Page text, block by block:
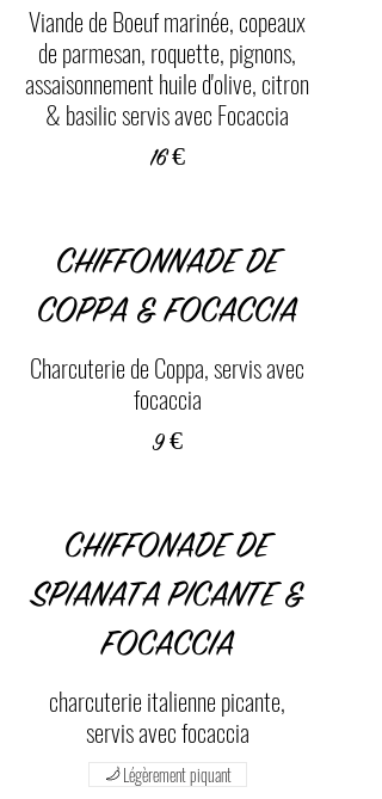
Viande de Boeuf marinée, copeaux
de parmesan, roquette, pignons,
assaisonnement huile d'olive, citron
& basilic servis avec Focaccia
16 €
CHIFFONNADE DE
COPPA & FOCACCIA
Charcuterie de Coppa, servis avec
focaccia
9 €
CHIFFONADE DE
SPIANATA PICANTE &
FOCACCIA
charcuterie italienne picante,
servis avec focaccia
Légèrement piquant